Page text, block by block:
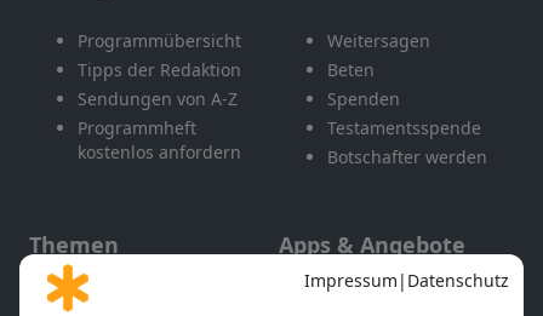
Programmübersicht
Tipps der Redaktion
Sendungen von A-Z
Programmheft
kostenlos anfordern
Weitersagen
Beten
Spenden
Testamentsspende
Botschafter werden
Themen
Gott und Bibel erklärt
Apps & Angebote